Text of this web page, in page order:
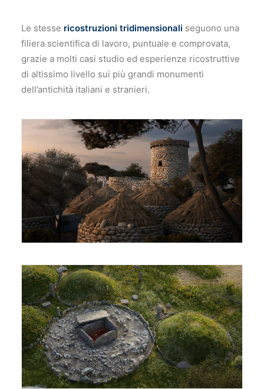
Le stesse ricostruzioni tridimensionali seguono una
filiera scientifica di lavoro, puntuale e comprovata,
grazie a molti casi studio ed esperienze ricostruttive
di altissimo livello sui più grandi monumenti
dell’antichità italiani e stranieri.